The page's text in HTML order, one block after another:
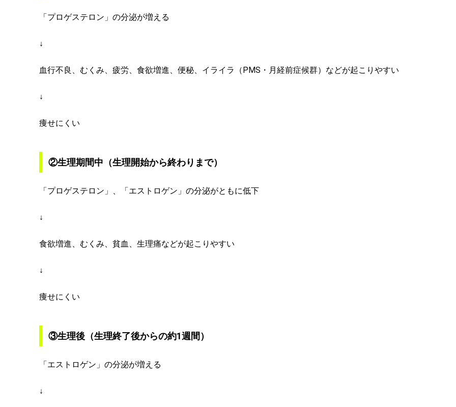
「プロゲステロン」の分泌が増える
↓
血行不良、むくみ、疲労、食欲増進、便秘、イライラ（PMS・月経前症候群）などが起こりやすい
↓
痩せにくい
②生理期間中（生理開始から終わりまで）
「プロゲステロン」、「エストロゲン」の分泌がともに低下
↓
食欲増進、むくみ、貧血、生理痛などが起こりやすい
↓
痩せにくい
③生理後（生理終了後からの約1週間）
「エストロゲン」の分泌が増える
↓